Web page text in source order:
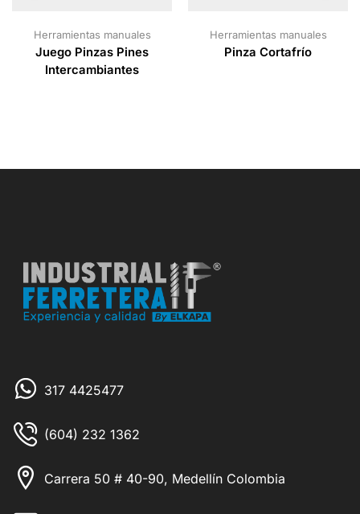
Herramientas manuales
Juego Pinzas Pines
Intercambiantes
Herramientas manuales
Pinza Cortafrío
317 4425477
(604) 232 1362
Carrera 50 # 40-90, Medellín Colombia